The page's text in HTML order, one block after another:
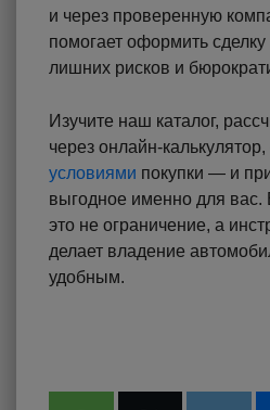
и через проверенную
помогает оформить
лишних рисков и
Изучите наш каталог,
через онлайн-
условиями покупки — и
выгодное именно для
это не ограничение, а
делает владение
удобным.